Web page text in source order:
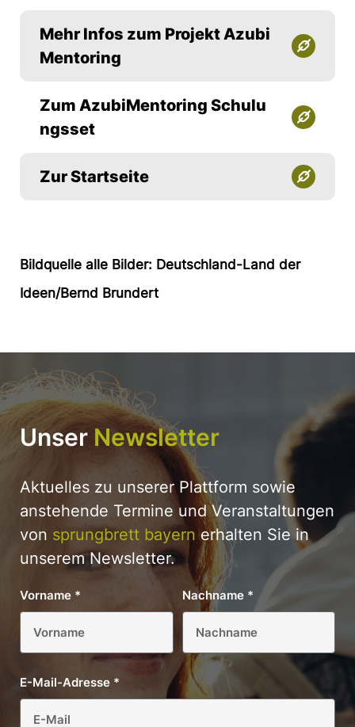
Mehr Infos zum Projekt Azubi
Mentoring
Zum AzubiMentoring Schulu
ngsset
Zur Startseite
Bildquelle alle Bilder: Deutschland-Land der
Ideen/Bernd Brundert
Unser Newsletter
Aktuelles zu unserer Plattform sowie
anstehende Termine und Veranstaltungen
von sprungbrett bayernerhalten Sie in
unserem Newsletter.
Vorname * Nachname *
E-Mail-Adresse *